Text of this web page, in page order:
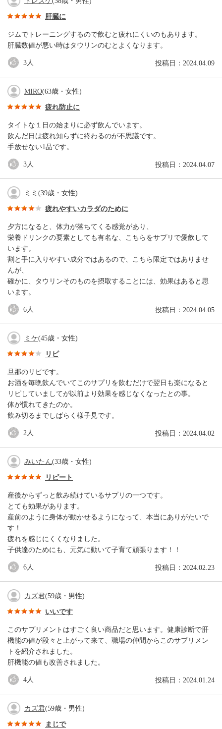
肝臓に
ジムでトレーニングするので飲むと疲れにくいのもあります。
肝臓数値が悪い時はタウリンのむとよくなります。
投稿日：2024.04.09
3人
MIRO(63歳・女性)
疲れ防止に
タイトな１日の始まりに必ず飲んでいます。
飲んだ日は疲れ知らずに終わるのが不思議です。
手放せない1品です。
投稿日：2024.04.07
3人
ミミ (39歳・女性)
疲れやすいカラダのために
夕方になると、体力が落ちてくる感覚があり、
栄養ドリンクの要素としても有名な、こちらをサプリで愛飲して
います。
割と手に入りやすい成分ではあるので、こちら限定ではありませ
んが、
確かに、タウリンそのものを摂取することには、効果はあると思
います。
投稿日：2024.04.05
6人
ミケ(45歳・女性)
リピ
旦那のリピです。
お酒を毎晩飲んでいてこのサプリを飲むだけで翌日も楽になると
リピしていましてが以前より効果を感じなくなったとの事。
体が慣れてきたのか。
飲み切るまでしばらく様子見です。
投稿日：2024.04.02
2人
みいたん(33歳・女性)
リピート
産後からずっと飲み続けているサプリの一つです。
とても効果があります。
産前のように身体が動かせるようになって、本当にありがたいで
す！
疲れを感じにくくなりました。
子供達のためにも、元気に動いて子育て頑張ります！！
投稿日：2024.02.23
6人
カズ君(59歳・男性)
いいです
このサプリメントはすごく良い商品だと思います。健康診断で肝
機能の値が段々と上がって来て、職場の仲間からこのサプリメン
トを紹介されました。
肝機能の値も改善されました。
投稿日：2024.01.24
4人
カズ君(59歳・男性)
まじで